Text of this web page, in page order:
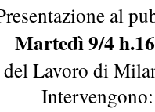
al
Martedì 9/4
del Lavoro di
Intervengono: